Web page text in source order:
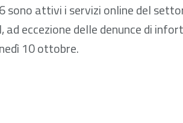
sono attivi i servizi online del
eccezione delle denunce di
10 ottobre.